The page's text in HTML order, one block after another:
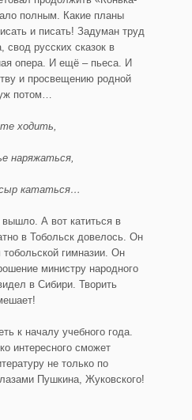
полным. Какие планы
и писать! Задуман труд
свод русских сказок в
опера. И ещё – пьеса. И
и просвещению родной
потом…
ходить,
наряжаться,
кататься…
А вот катиться в
в Тобольск довелось. Он
гимназии. Он
министру народного
в Сибири. Творить
к началу учебного года.
интересного сможет
не только по
Пушкина, Жуковского!